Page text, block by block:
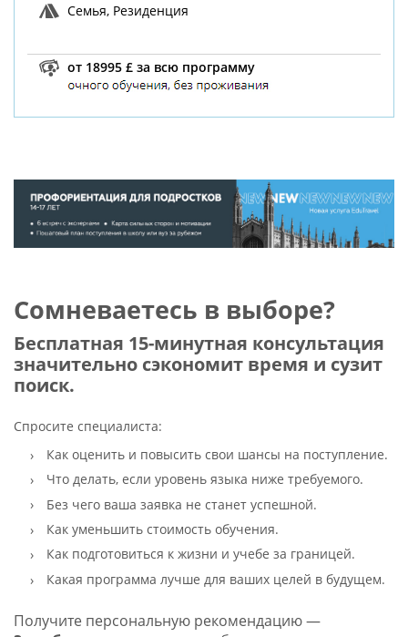
Семья, Резиденция
от 18995 £ за всю программу
Сомневаетесь в выборе?
Бесплатная 15-минутная консультация
значительно сэкономит время и сузит
поиск.
Спросите специалиста:
Как оценить и повысить свои шансы на поступление.
Что делать, если уровень языка ниже требуемого.
Без чего ваша заявка не станет успешной.
Как уменьшить стоимость обучения.
Как подготовиться к жизни и учебе за границей.
Какая программа лучше для ваших целей в будущем.
Получите персональную рекомендацию —